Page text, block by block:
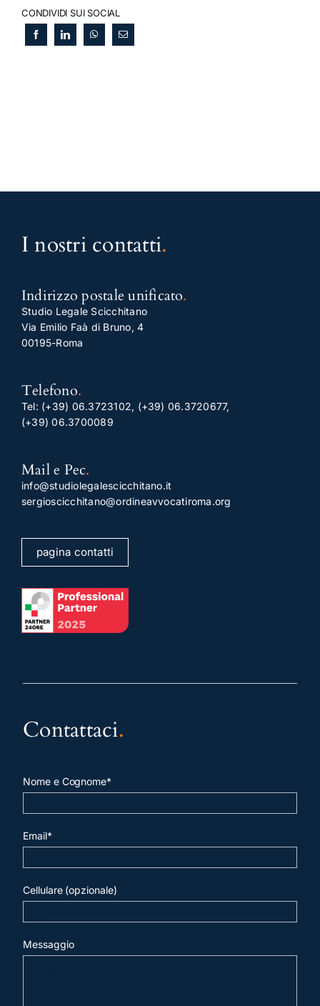
CONDIVIDI SUI SOCIAL
I nostri contatti.
Indirizzo postale unificato.
Studio Legale Scicchitano
Via Emilio Faà di Bruno, 4
00195-Roma
Telefono.
Tel: (+39) 06.3723102, (+39) 06.3720677,
(+39) 06.3700089
Mail e Pec.
info@studiolegalescicchitano.it
sergioscicchitano@ordineavvocatiroma.org
pagina contatti
Contattaci.
Nome e Cognome*
Email*
Cellulare (opzionale)
Messaggio